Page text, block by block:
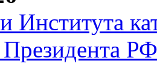
Института
РФ